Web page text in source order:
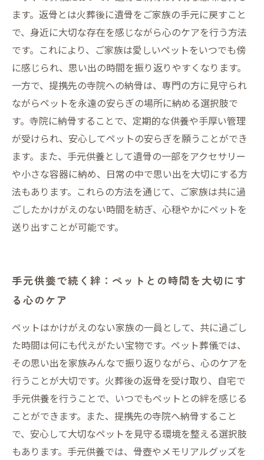
ます。返骨とは火葬後に遺骨をご家族の手元に戻すこと
で、身近に大切な存在を感じながら心のケアを行う方法
です。これにより、ご家族は愛しいペットをいつでも傍
に感じられ、思い出の時間を振り返りやすくなります。
一方で、提携先の寺院への納骨は、専門の方に見守られ
ながらペットを永遠の安らぎの場所に納める選択肢で
す。寺院に納骨することで、定期的な供養や手厚い管理
が受けられ、安心してペットの安らぎを願うことができ
ます。また、手元供養として遺骨の一部をアクセサリー
や小さな容器に納め、日常の中で思い出を大切にする方
法もあります。これらの方法を通じて、ご家族は共に過
ごしたかけがえのない時間を紡ぎ、心穏やかにペットを
送り出すことが可能です。
手元供養で続く絆：ペットとの時間を大切にす
る心のケア
ペットはかけがえのない家族の一員として、共に過ごし
た時間は何にも代えがたい宝物です。ペット葬儀では、
その思い出を家族みんなで振り返りながら、心のケアを
行うことが大切です。火葬後の返骨を受け取り、自宅で
手元供養を行うことで、いつでもペットとの絆を感じる
ことができます。また、提携先の寺院へ納骨すること
で、安心して大切なペットを見守る環境を整える選択肢
もあります。手元供養では、骨壺やメモリアルグッズを